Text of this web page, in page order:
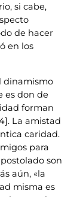
si cabe,
de hacer
en los
dinamismo
es don de
forman
La amistad
caridad.
para
son
aún, «la
misma es